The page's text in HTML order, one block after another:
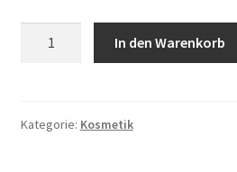
&
In den Warenkorb
Kategorie: Kosmetik